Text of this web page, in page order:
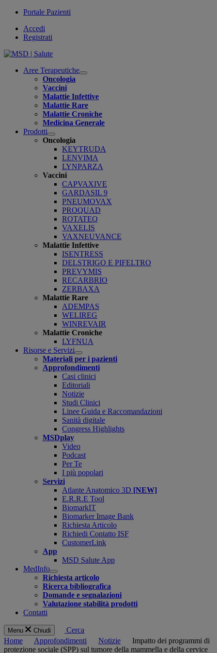
Portale Pazienti
Accedi
Registrati
Aree Terapeutiche
Open
Oncologia
Vaccini
Malattie Infettive
Malattie Rare
Malattie Croniche
Medicina Generale
Prodotti
Open
submenu
Oncologia
KEYTRUDA
LENVIMA
LYNPARZA
Vaccini
CAPVAXIVE
GARDASIL 9
PNEUMOVAX
PROQUAD
ROTATEQ
VAXELIS
VAXNEUVANCE
Malattie Infettive
ISENTRESS
DELSTRIGO E PIFELTRO
PREVYMIS
RECARBRIO
ZERBAXA
Malattie Rare
ADEMPAS
WELIREG
WINREVAIR
Malattie Croniche
LYFNUA
Risorse e Servizi
Open
submenu
Materiali per i pazienti
Approfondimenti
Casi clinici
Editoriali
Notizie
Studi Clinici
Linee Guida e Raccomandazioni
Sanità digitale
Congress Highlights
MSDplay
Video
Podcast
Per Te
I più popolari
Servizi
Atlante Anatomico 3D [NEW]
E.R.R.E Tool
BiomarkIT
Biomarker Image Bank
Richiesta Articolo
Richiedi Contatto ISF
CustomerLink
App
MSD Salute App
MedInfo
Open
submenu
Richiesta articolo
Ricerca bibliografica
Domande e segnalazioni
Valutazione stabilità prodotti
Contatti
Menu Chiudi
Cerca
Home
Approfondimenti Notizie
Impatto dei programmi di
protezione sociale (SPP) sul tumore della mammella e della cervice